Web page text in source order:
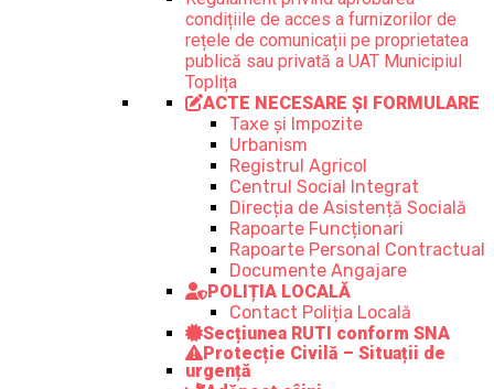
condițiile de acces a furnizorilor de
rețele de comunicații pe proprietatea
publică sau privată a UAT Municipiul
Toplița
ACTE NECESARE ȘI FORMULARE
Taxe și Impozite
Urbanism
Registrul Agricol
Centrul Social Integrat
Direcția de Asistență Socială
Rapoarte Funcționari
Rapoarte Personal Contractual
Documente Angajare
POLIȚIA LOCALĂ
Contact Poliția Locală
Secțiunea RUTI conform SNA
Protecție Civilă – Situații de
urgență